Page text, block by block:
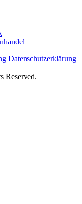
Datenschutzerklärung
Reserved.